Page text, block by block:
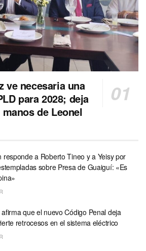
ve necesaria una
para 2028; deja
de Leonel
responde a Roberto Tineo y a Yeisy por
sobre Presa de Guaiguí: «Es
que el nuevo Código Penal deja
retrocesos en el sistema eléctrico